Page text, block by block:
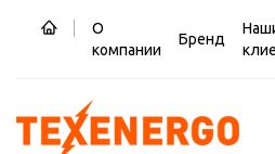
О
компании
Бренд